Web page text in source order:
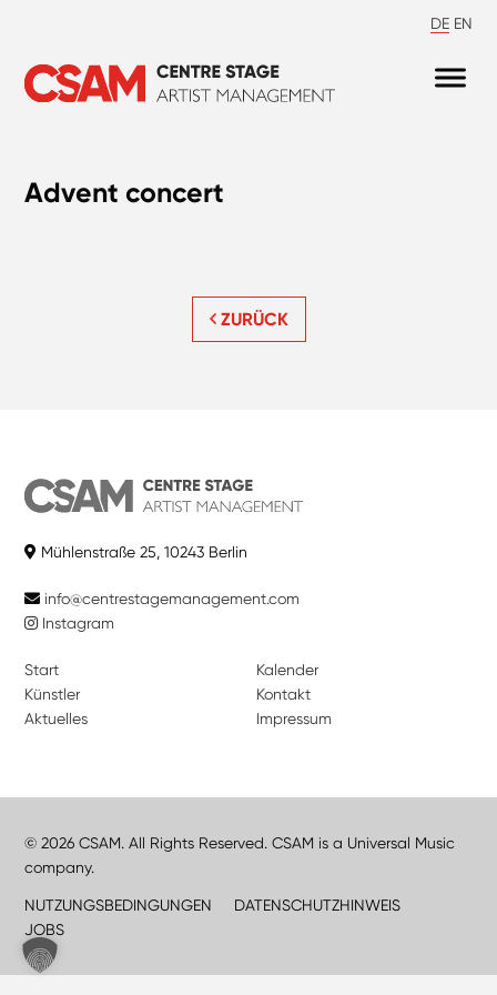
DE EN
Advent concert
ZURÜCK
Mühlenstraße 25, 10243 Berlin
info@centrestagemanagement.com
Instagram
Start
Künstler
Aktuelles
Kalender
Kontakt
Impressum
© 2026 CSAM. All Rights Reserved. CSAM is a Universal Music
company.
NUTZUNGSBEDINGUNGEN
DATENSCHUTZHINWEIS
JOBS